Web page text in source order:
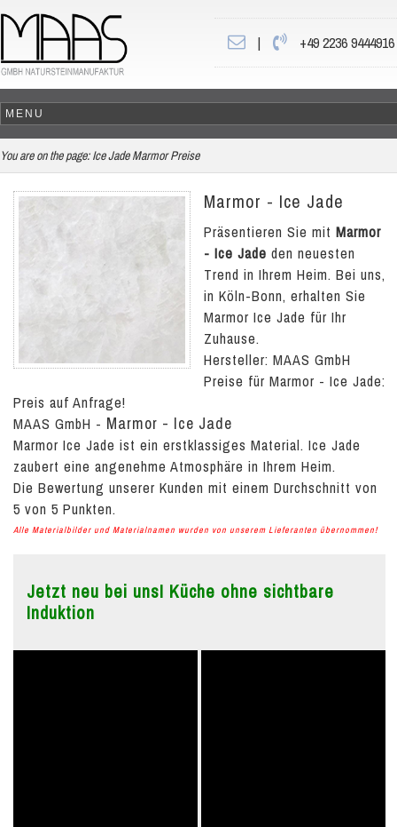
| +49 2236 9444916
You are on the page: Ice Jade Marmor Preise
Marmor - Ice Jade
Präsentieren Sie mit Marmor
- Ice Jade den neuesten
Trend in Ihrem Heim. Bei uns,
in Köln-Bonn, erhalten Sie
Marmor Ice Jade für Ihr
Zuhause.
Hersteller: MAAS GmbH
Preise für Marmor - Ice Jade:
Preis auf Anfrage!
MAAS GmbH - Marmor - Ice Jade
Marmor Ice Jade ist ein erstklassiges Material. Ice Jade
zaubert eine angenehme Atmosphäre in Ihrem Heim.
Die Bewertung unserer Kunden mit einem Durchschnitt von
5 von 5 Punkten.
Alle Materialbilder und Materialnamen wurden von unserem Lieferanten übernommen!
Jetzt neu bei uns! Küche ohne sichtbare
Induktion